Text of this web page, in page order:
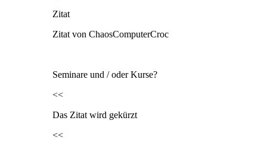
Zitat
Zitat von ChaosComputerCroc
Seminare und / oder Kurse?
<<
Das Zitat wird gekürzt
<<